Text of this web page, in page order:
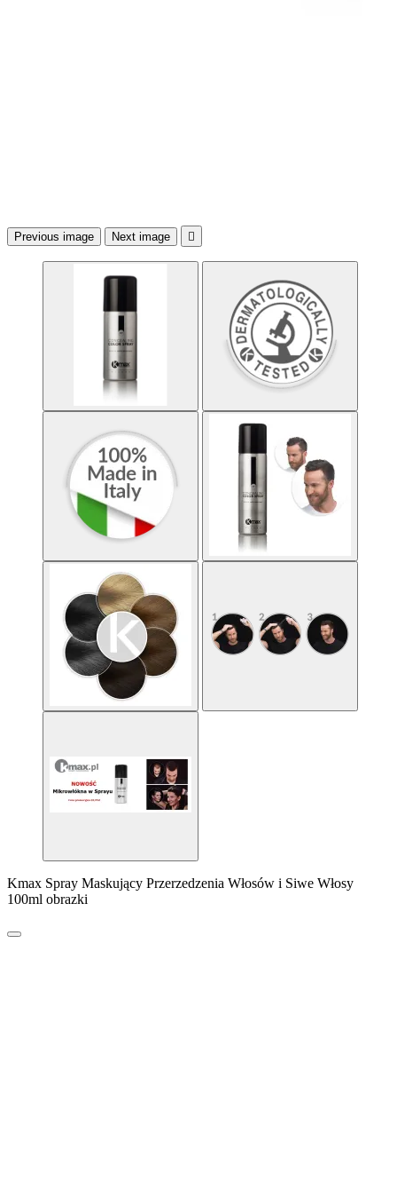
Previous image Next image 
Kmax Spray Maskujący Przerzedzenia Włosów i Siwe Włosy
100ml obrazki